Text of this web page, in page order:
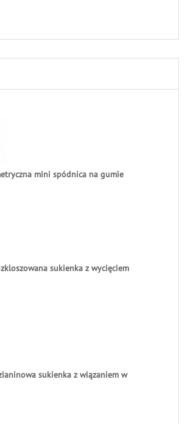
mini spódnica na gumie
sukienka z wycięciem
sukienka z wiązaniem w